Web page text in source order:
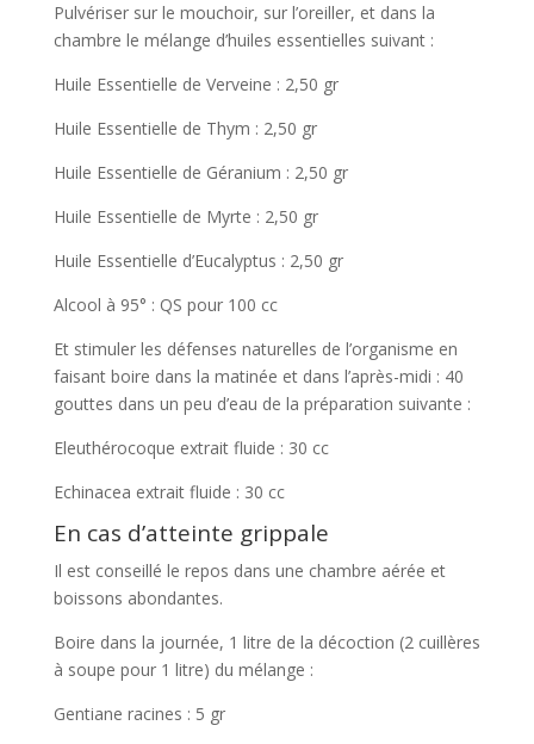
Pulvériser sur le mouchoir, sur l’oreiller, et dans la
chambre le mélange d’huiles essentielles suivant :
Huile Essentielle de Verveine : 2,50 gr
Huile Essentielle de Thym : 2,50 gr
Huile Essentielle de Géranium : 2,50 gr
Huile Essentielle de Myrte : 2,50 gr
Huile Essentielle d’Eucalyptus : 2,50 gr
Alcool à 95° : QS pour 100 cc
Et stimuler les défenses naturelles de l’organisme en
faisant boire dans la matinée et dans l’après-midi : 40
gouttes dans un peu d’eau de la préparation suivante :
Eleuthérocoque extrait fluide : 30 cc
Echinacea extrait fluide : 30 cc
En cas d’atteinte grippale
Il est conseillé le repos dans une chambre aérée et
boissons abondantes.
Boire dans la journée, 1 litre de la décoction (2 cuillères
à soupe pour 1 litre) du mélange :
Gentiane racines : 5 gr